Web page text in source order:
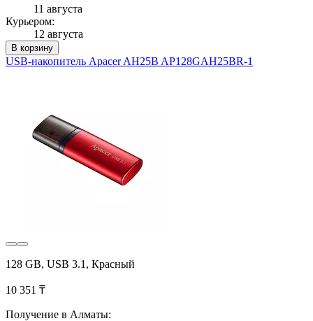
11 августа
Курьером:
12 августа
В корзину
USB-накопитель Apacer AH25B AP128GAH25BR-1
128 GB, USB 3.1, Красный
10 351 ₸
Получение в Алматы: